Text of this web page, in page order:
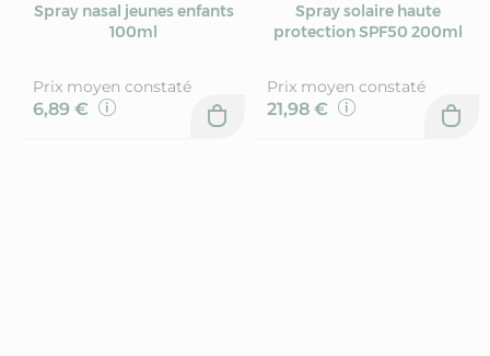
Spray nasal jeunes enfants
100ml
Prix moyen constaté
6,89 €
Spray solaire haute
protection SPF50 200ml
Prix moyen constaté
21,98 €